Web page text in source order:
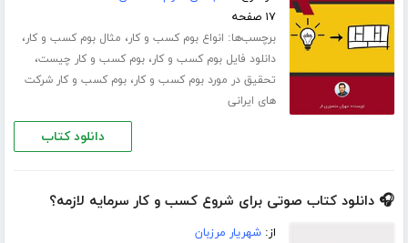
۱۷ صفحه
برچسب‌ها: انواع بوم کسب و کار، مثال بوم کسب و کار،
دانلود فایل بوم کسب و کار،بوم کسب و کار چیست،
تحقیق در مورد بوم کسب و کار،بوم کسب و کار شرکت
های ایرانی
دانلود کتاب
🎧 دانلود کتاب صوتی برای شروع کسب و کار سرمایه لازمه؟
از:شهریار مرزبان